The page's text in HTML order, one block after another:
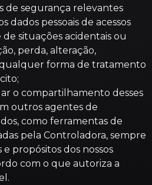
de segurança relevantes
dados pessoais de acessos
situações acidentais ou
perda, alteração,
forma de tratamento
o compartilhamento desses
outros agentes de
como ferramentas de
pela Controladora, sempre
propósitos dos nossos
com o que autoriza a